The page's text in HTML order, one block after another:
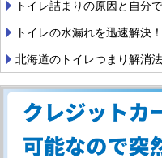
トイレ詰まりの原因と自分
トイレの水漏れを迅速解決
北海道のトイレつまり解消